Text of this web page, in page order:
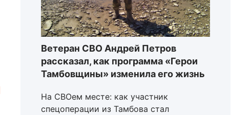
Ветеран СВО Андрей Петров
рассказал, как программа «Герои
Тамбовщины» изменила его жизнь
На СВОем месте: как участник
спецоперации из Тамбова стал